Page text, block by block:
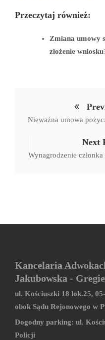
bo
ok
tte
r
ed
In
Przeczytaj również:
Zmiana umowy
złożenie
Nieważna umowa
Next
Wynagrodzenie członka
Kancelaria
Jakubowska -
ul. Kościuszki 18 lok.25,
obok Sądu Rejonowego w
Dogodny parking: ul.
Policji